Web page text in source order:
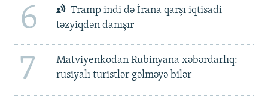
6
Tramp indi də İrana qarşı iqtisadi
təzyiqdən danışır
7
Matviyenkodan Rubinyana xəbərdarlıq:
rusiyalı turistlər gəlməyə bilər